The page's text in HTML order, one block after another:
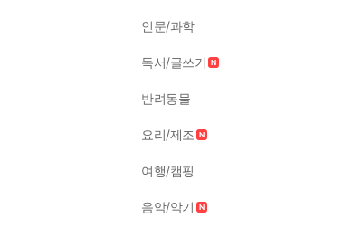
인문/과학
독서/글쓰기
반려동물
요리/제조
여행/캠핑
음악/악기